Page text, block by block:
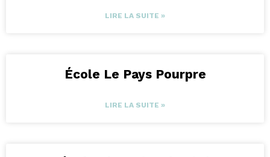
LIRE LA SUITE »
École Le Pays Pourpre
LIRE LA SUITE »